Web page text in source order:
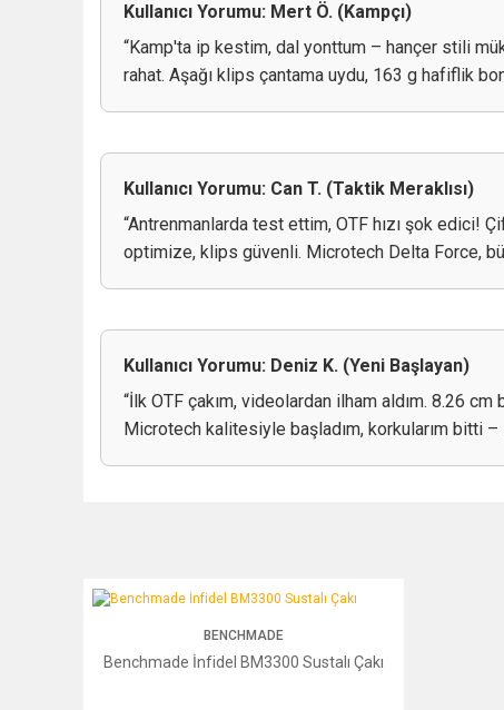
Kullanıcı Yorumu: Mert Ö. (Kampçı)
“Kamp'ta ip kestim, dal yonttum – hançer stili
rahat. Aşağı klips çantama uydu, 163 g hafiflik
Kullanıcı Yorumu: Can T. (Taktik Meraklısı)
“Antrenmanlarda test ettim, OTF hızı şok edici!
optimize, klips güvenli. Microtech Delta Force,
Kullanıcı Yorumu: Deniz K. (Yeni Başlayan)
“İlk OTF çakım, videolardan ilham aldım. 8.26
Microtech kalitesiyle başladım, korkularım bitti –
Benchmade İnfidel BM3300 Sustalı Çakı
BENCHMADE
Benchmade İnfidel BM3300 Sustalı Çakı